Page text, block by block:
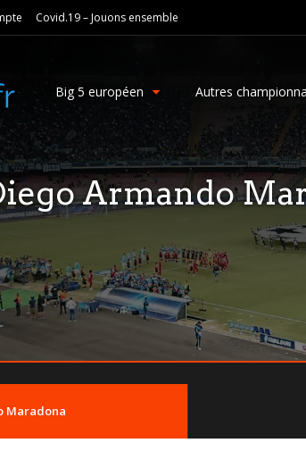
Covid.19 – Jouons ensemble
Big 5 européen Autres
Armando
Maradona